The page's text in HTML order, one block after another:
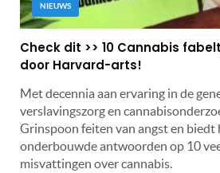
NIEUWS
Check dit >> 10 Cannabis
door Harvard-arts!
Met decennia aan ervaring in de
verslavingszorg en
Grinspoon feiten van angst en
onderbouwde antwoorden op 10
misvattingen over cannabis.